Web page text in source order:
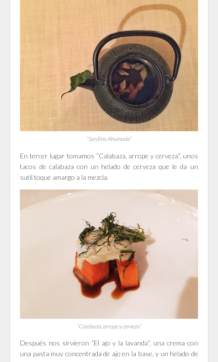
“Sardina Ahumada”
En tercer lugar tomamos “Calabaza, arrope y cerveza”, unos
tacos de calabaza con un helado de cerveza que le da un
sutil toque amargo a la mezcla.
“Calabaza, arrope y cerveza”
Después nos sirvieron “El ajo y la lavanda”, una crema con
una pasta muy concentrada de ajo en la base, y un helado de